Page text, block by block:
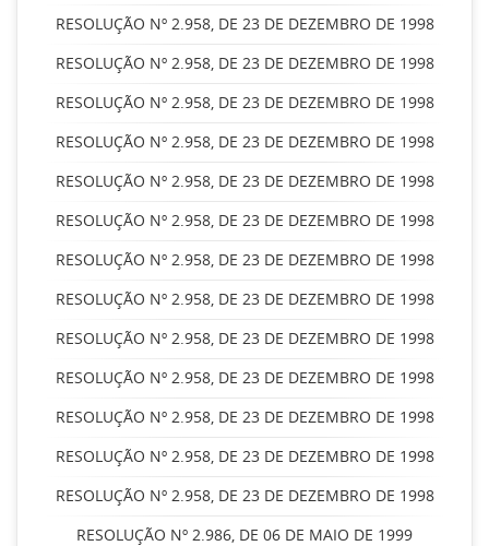
RESOLUÇÃO Nº 2.958, DE 23 DE DEZEMBRO DE 1998
RESOLUÇÃO Nº 2.958, DE 23 DE DEZEMBRO DE 1998
RESOLUÇÃO Nº 2.958, DE 23 DE DEZEMBRO DE 1998
RESOLUÇÃO Nº 2.958, DE 23 DE DEZEMBRO DE 1998
RESOLUÇÃO Nº 2.958, DE 23 DE DEZEMBRO DE 1998
RESOLUÇÃO Nº 2.958, DE 23 DE DEZEMBRO DE 1998
RESOLUÇÃO Nº 2.958, DE 23 DE DEZEMBRO DE 1998
RESOLUÇÃO Nº 2.958, DE 23 DE DEZEMBRO DE 1998
RESOLUÇÃO Nº 2.958, DE 23 DE DEZEMBRO DE 1998
RESOLUÇÃO Nº 2.958, DE 23 DE DEZEMBRO DE 1998
RESOLUÇÃO Nº 2.958, DE 23 DE DEZEMBRO DE 1998
RESOLUÇÃO Nº 2.958, DE 23 DE DEZEMBRO DE 1998
RESOLUÇÃO Nº 2.958, DE 23 DE DEZEMBRO DE 1998
RESOLUÇÃO Nº 2.986, DE 06 DE MAIO DE 1999